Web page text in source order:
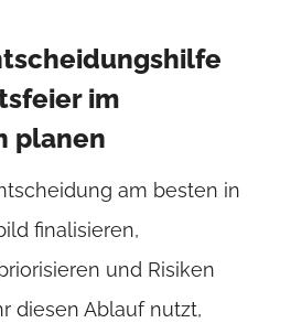
im
planen
am besten in
finalisieren,
und Risiken
diesen Ablauf nutzt,